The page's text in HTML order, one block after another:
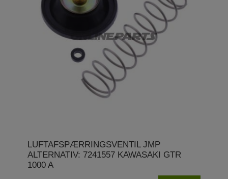
LUFTAFSPÆRRINGSVENTIL JMP
ALTERNATIV: 7241557 KAWASAKI GTR
1000 A